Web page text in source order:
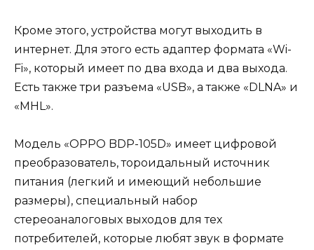
Кроме этого, устройства могут выходить в
интернет. Для этого есть адаптер формата «Wi-
Fi», который имеет по два входа и два выхода.
Есть также три разъема «USB», а также «DLNA» и
«MHL».
Модель «OPPO BDP-105D» имеет цифровой
преобразователь, тороидальный источник
питания (легкий и имеющий небольшие
размеры), специальный набор
стереоаналоговых выходов для тех
потребителей, которые любят звук в формате